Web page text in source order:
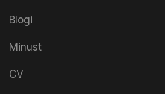
Blogi
Minust
CV